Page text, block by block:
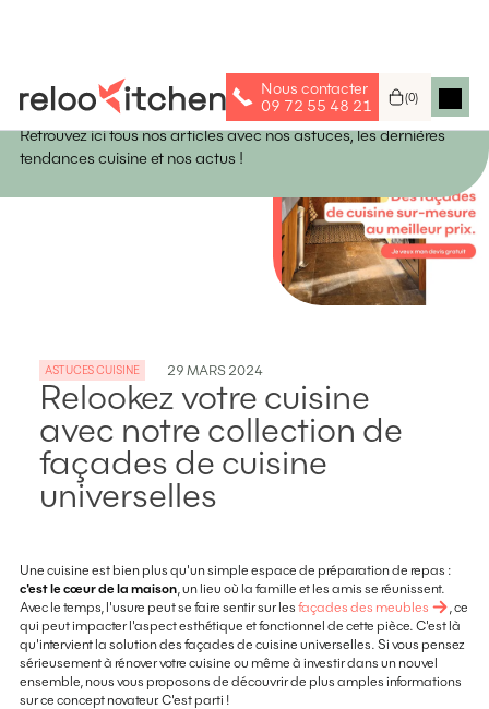
Nous contacter
09 72 55 48 21
(0)
Astuces & Idées
Retrouvez ici tous nos articles avec nos astuces, les dernières
tendances cuisine et nos actus !
ASTUCES CUISINE 29 MARS 2024
Relookez votre cuisine
avec notre collection de
façades de cuisine
universelles
Une cuisine est bien plus qu'un simple espace de préparation de repas :
c'est le cœur de la maison, un lieu où la famille et les amis se réunissent.
Avec le temps, l'usure peut se faire sentir sur les façades des meubles
, ce
qui peut impacter l'aspect esthétique et fonctionnel de cette pièce. C'est là
qu'intervient la solution des façades de cuisine universelles. Si vous pensez
sérieusement à rénover votre cuisine ou même à investir dans un nouvel
ensemble, nous vous proposons de découvrir de plus amples informations
sur ce concept novateur. C'est parti !